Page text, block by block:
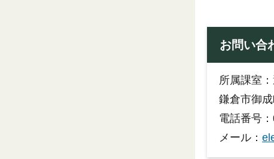
お問い合
所属課室
鎌倉市御
電話番号
メール：